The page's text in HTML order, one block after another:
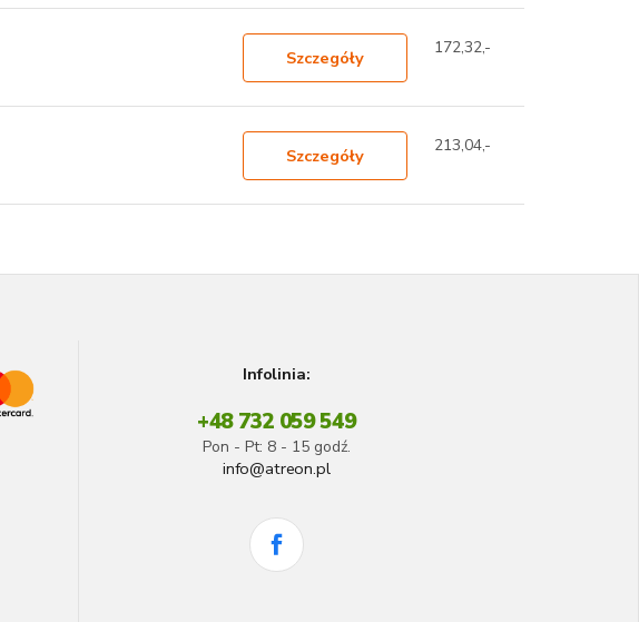
Szczegóły 172,32,-
Szczegóły 213,04,-
Infolinia:
+48 732 059 549
Pon - Pt: 8 - 15 godź.
info@atreon.pl